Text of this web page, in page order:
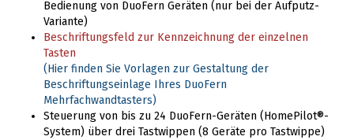
Bedienung von DuoFern Geräten (nur bei der Aufputz-
Variante)
Beschriftungsfeld zur Kennzeichnung der einzelnen
Tasten
(Hier finden Sie Vorlagen zur Gestaltung der
Beschriftungseinlage Ihres DuoFern
Mehrfachwandtasters)
Steuerung von bis zu 24 DuoFern-Geräten (HomePilot®-
System) über drei Tastwippen (8 Geräte pro Tastwippe)